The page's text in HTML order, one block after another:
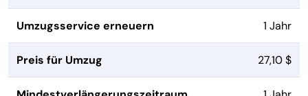
Umzugsservice erneuern 1 Jahr
Preis für Umzug 27,10 $